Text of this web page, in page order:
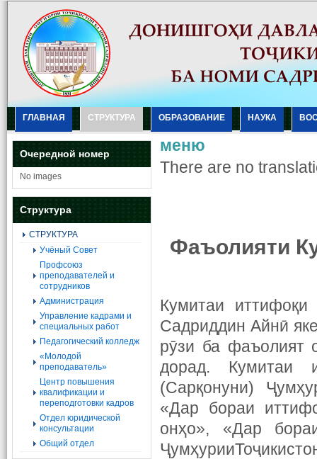
ГЛАВНАЯ СТРУКТУРА ОБРАЗОВАНИЕ НАУКА
Очередной номер
No images
Структура
СТРУКТУРА
Учёный Совет
Профсоюз
преподавателей и
сотрудников
Администрация
Управление кадрами и
специальных работ
Педагогический колледж
«Молодой
преподаватель»
Центр повышения
квалификации и
переподготовки кадров
Отдел юридической
консультации
Общий отдел
меню
There are no
Фаъолияти
Кумитаи
Садриддин Айнӣ
рӯзи ба фаъолият
дорад. Кумитаи
(Сарқонуни)
«Дар бораи
онҳо», «Дар